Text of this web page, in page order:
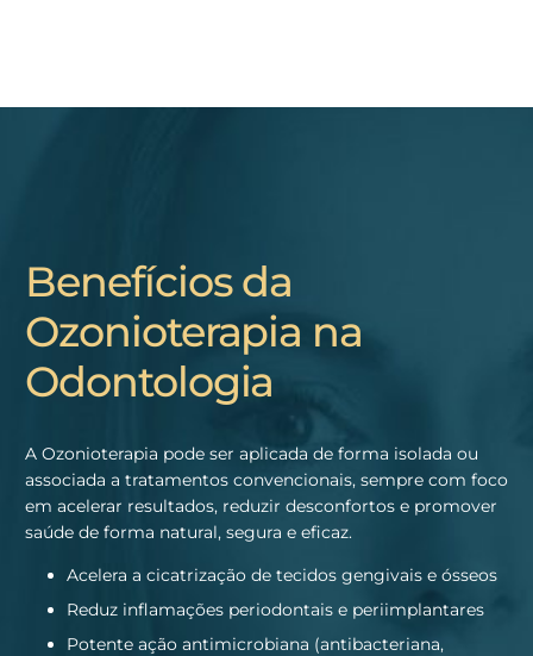
Benefícios da
Ozonioterapia na
Odontologia
A Ozonioterapia pode ser aplicada de forma isolada ou
associada a tratamentos convencionais, sempre com foco
em acelerar resultados, reduzir desconfortos e promover
saúde de forma natural, segura e eficaz.
Acelera a cicatrização de tecidos gengivais e ósseos
Reduz inflamações periodontais e periimplantares
Potente ação antimicrobiana (antibacteriana,